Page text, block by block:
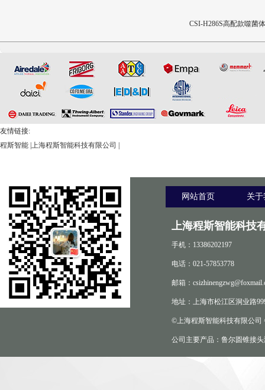
CSI-H286S高配款噬菌
友情链接:
程斯智能 上海程斯智能科技有限公司
网站首页 关
上海程斯智能科技
手机：13386202197
电话：021-57853778
邮箱：
地址：上海市松江区洞业路
©上海程斯智能科技有限公司
公司主要产品：鲁尔圆锥接